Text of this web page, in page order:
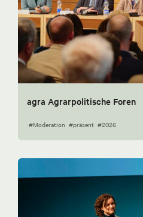
agra Agrarpolitische Foren
#Moderation #präsent #2026